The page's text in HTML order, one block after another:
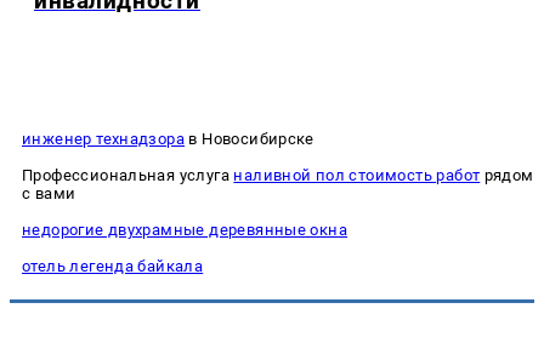
инженер технадзора в Новосибирске
Профессиональная услуга наливной пол стоимость работ рядом
с вами
недорогие двухрамные деревянные окна
отель легенда байкала